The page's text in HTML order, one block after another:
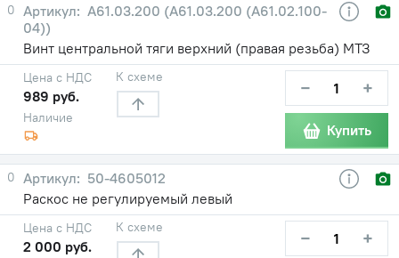
0
А61.03.200 (А61.03.200 (А61.02.100-
04))
Винт центральной тяги верхний (правая резьба) МТЗ
Наличие
Цена с НДС
989 руб.
К схеме − +
Купить
0
50-4605012
Раскос не регулируемый левый
Цена с НДС
2 000 руб.
К схеме − +